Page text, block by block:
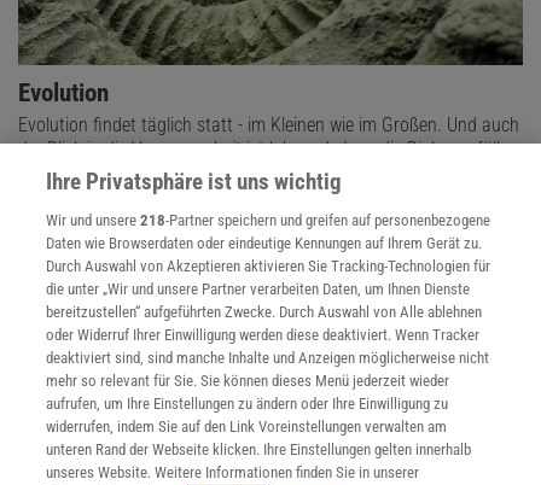
Evolution
Evolution findet täglich statt - im Kleinen wie im Großen. Und auch
der Blick in die Vergangenheit ist lohnend, denn die Biologen füllen
immer mehr Lücken im Stammbaum des Lebens.
Ihre Privatsphäre ist uns wichtig
Wir und unsere218-Partner speichern und greifen auf personenbezogene
Daten wie Browserdaten oder eindeutige Kennungen auf Ihrem Gerät zu.
Durch Auswahl von Akzeptieren aktivieren Sie Tracking-Technologien für
die unter „Wir und unsere Partner verarbeiten Daten, um Ihnen Dienste
bereitzustellen“ aufgeführten Zwecke. Durch Auswahl von Alle ablehnen
oder Widerruf Ihrer Einwilligung werden diese deaktiviert. Wenn Tracker
deaktiviert sind, sind manche Inhalte und Anzeigen möglicherweise nicht
mehr so relevant für Sie. Sie können dieses Menü jederzeit wieder
aufrufen, um Ihre Einstellungen zu ändern oder Ihre Einwilligung zu
widerrufen, indem Sie auf den Link Voreinstellungen verwalten am
unteren Rand der Webseite klicken. Ihre Einstellungen gelten innerhalb
unseres Website. Weitere Informationen finden Sie in unserer